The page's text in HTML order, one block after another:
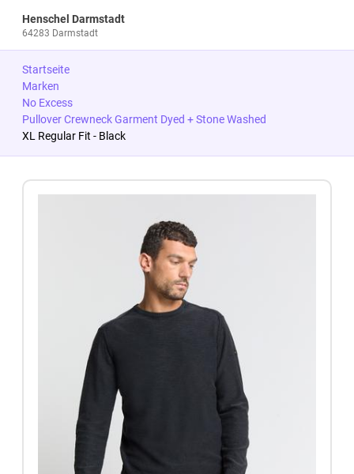
Henschel Darmstadt
64283 Darmstadt
Startseite
Marken
No Excess
Pullover Crewneck Garment Dyed + Stone Washed
XL Regular Fit - Black
Zum Produkt springen
Zur Produktbeschreibung springen